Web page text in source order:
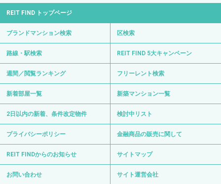
REIT FIND トップページ
ブランドマンション検索 区検索
路線・駅検索 REIT FIND 5大キャンペーン
週間／閲覧ランキング フリーレント検索
新着部屋一覧 新築マンション一覧
2日以内の新着、条件改定物件 検討中リスト
プライバシーポリシー 金融商品の販売に関して
REIT FINDからのお知らせ サイトマップ
お問い合わせ サイト運営会社